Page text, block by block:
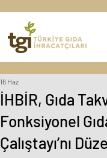
İHBİR, Gıda
Fonksiyonel
Çalıştayı’nı
16 Haz